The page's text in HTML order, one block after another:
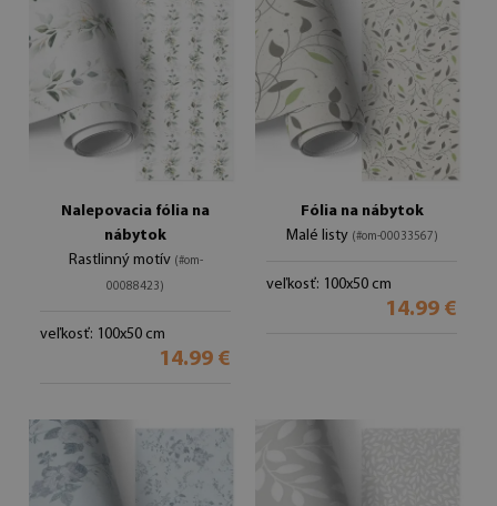
Nalepovacia fólia na
nábytok
Rastlinný motív (#om-
00088423)
veľkosť: 100x50 cm
14.99 €
Fólia na nábytok
Malé listy (#om-00033567)
veľkosť: 100x50 cm
14.99 €